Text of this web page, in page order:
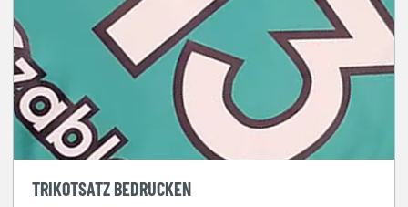
TRIKOTSATZ BEDRUCKEN